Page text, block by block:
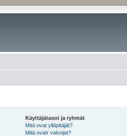
Käyttäjätasot ja ryhmät
Mitä ovat ylläpitäjät?
Mitä ovatr valvojat?